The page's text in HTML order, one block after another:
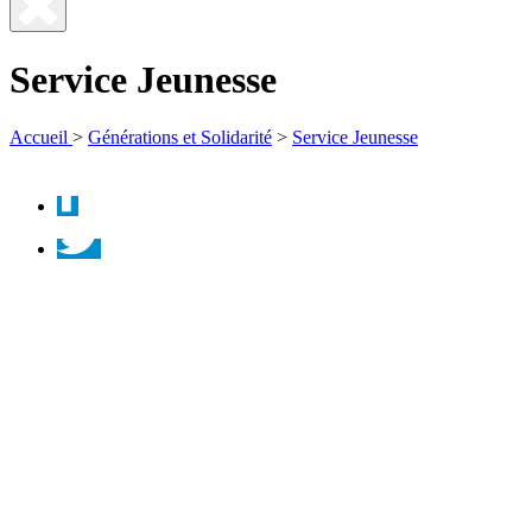
Fermer
recherche
Service Jeunesse
Accueil > Générations et Solidarité > Service Jeunesse